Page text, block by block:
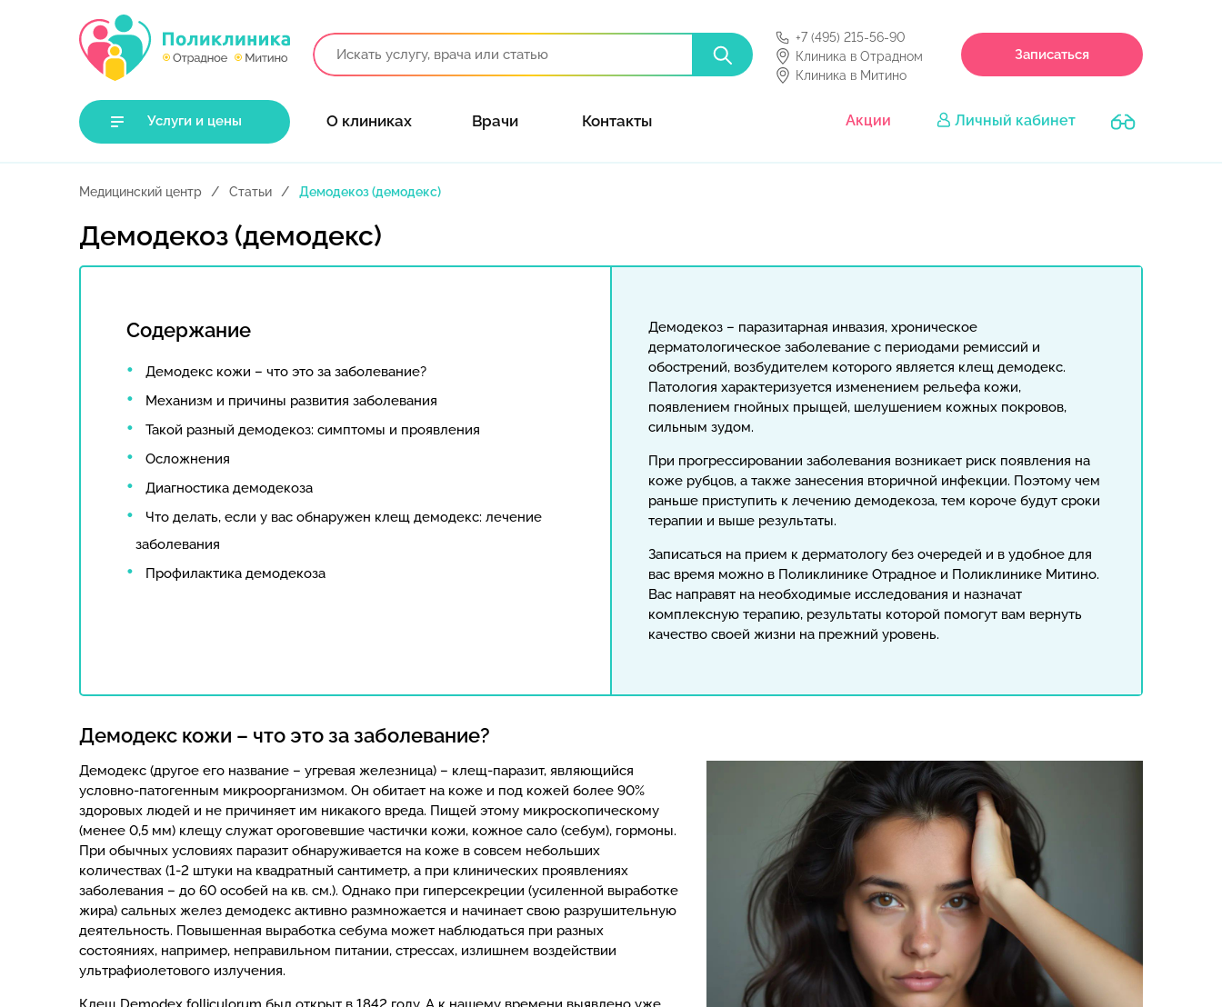
+7 (495) 215-56-90
Клиника в Отрадном
Клиника в Митино
Записаться
Услуги и цены О клиниках Врачи Контакты Акции Личный кабинет
Медицинский центр Статьи Демодекоз (демодекс)
Демодекоз (демодекс)
Содержание
Демодекс кожи – что это за заболевание?
Механизм и причины развития заболевания
Такой разный демодекоз: симптомы и проявления
Осложнения
Диагностика демодекоза
Что делать, если у вас обнаружен клещ демодекс: лечение
заболевания
Профилактика демодекоза
Демодекоз – паразитарная инвазия, хроническое
дерматологическое заболевание с периодами ремиссий и
обострений, возбудителем которого является клещ демодекс.
Патология характеризуется изменением рельефа кожи,
появлением гнойных прыщей, шелушением кожных покровов,
сильным зудом.
При прогрессировании заболевания возникает риск появления на
коже рубцов, а также занесения вторичной инфекции. Поэтому чем
раньше приступить к лечению демодекоза, тем короче будут сроки
терапии и выше результаты.
Записаться на прием к дерматологу без очередей и в удобное для
вас время можно в Поликлинике Отрадное и Поликлинике Митино.
Вас направят на необходимые исследования и назначат
комплексную терапию, результаты которой помогут вам вернуть
качество своей жизни на прежний уровень.
Демодекс кожи – что это за заболевание?
Демодекс (другое его название – угревая железница) – клещ-паразит, являющийся
условно-патогенным микроорганизмом. Он обитает на коже и под кожей более 90%
здоровых людей и не причиняет им никакого вреда. Пищей этому микроскопическому
(менее 0,5 мм) клещу служат ороговевшие частички кожи, кожное сало (себум), гормоны.
При обычных условиях паразит обнаруживается на коже в совсем небольших
количествах (1-2 штуки на квадратный сантиметр, а при клинических проявлениях
заболевания – до 60 особей на кв. см.). Однако при гиперсекреции (усиленной выработке
жира) сальных желез демодекс активно размножается и начинает свою разрушительную
деятельность. Повышенная выработка себума может наблюдаться при разных
состояниях, например, неправильном питании, стрессах, излишнем воздействии
ультрафиолетового излучения.